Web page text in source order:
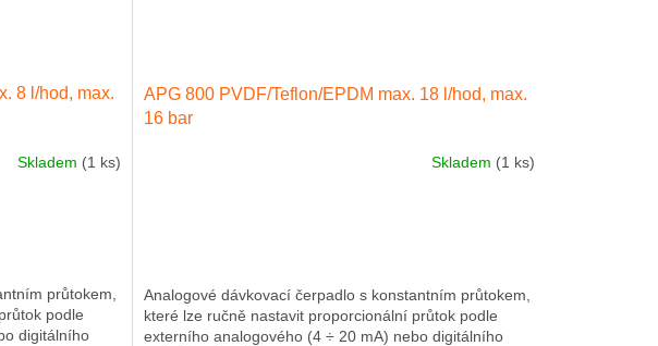
8 l/hod, max.
Skladem (1 ks)
průtokem,
podle
digitálního
APG 800 PVDF/Teflon/EPDM max. 18 l/hod, max.
16 bar
Skladem (1 ks)
Analogové dávkovací čerpadlo s konstantním průtokem,
které lze ručně nastavit proporcionální průtok podle
externího analogového (4 ÷ 20 mA) nebo digitálního